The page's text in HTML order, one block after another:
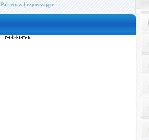
Pakiety zabezpieczające